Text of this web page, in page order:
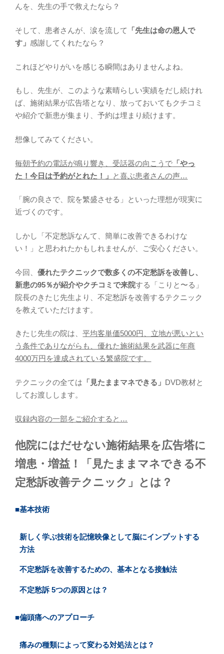
んを、先生の手で救えたなら？
そして、患者さんが、涙を流して
「先生は命の恩人で
す」 感謝してくれたなら？
これほどやりがいを感じる瞬間はありませんよね。
もし、先生が、このような素晴らしい実績をだし続けれ
ば、施術結果が広告塔となり、放っておいてもクチコミ
や紹介で新患が集まり、予約は埋まり続けます。
想像してみてください。
毎朝予約の電話が鳴り響き、受話器の向こうで 「やっ
た！今日は予約がとれた！」 と喜ぶ患者さんの声…
「腕の良さで、院を繁盛させる」といった理想が現実に
近づくのです。
しかし「不定愁訴なんて、簡単に改善できるわけな
い！」と思われたかもしれませんが、ご安心ください。
今回、優れたテクニックで数多くの不定愁訴を改善し、
新患の95％が紹介やクチコミで来院する「こりと〜る」
院長のきたじ先生より、不定愁訴を改善するテクニック
を教えていただけます。
きたじ先生の院は、平均客単価5000円、立地が悪いとい
う条件でありながらも、優れた施術結果を武器に年商
4000万円を達成されている繁盛院です。
テクニックの全ては 「見たままマネできる」 DVD教材と
してお渡しします。
収録内容の一部をご紹介すると…
他院にはだせない施術結果を広告塔に
増患・増益！「見たままマネできる不
定愁訴改善テクニック」とは？
■基本技術
新しく学ぶ技術を記憶映像として脳にインプットする
方法
不定愁訴を改善するための、基本となる接触法
不定愁訴 5つの原因とは？
■偏頭痛へのアプローチ
痛みの種類によって変わる対処法とは？